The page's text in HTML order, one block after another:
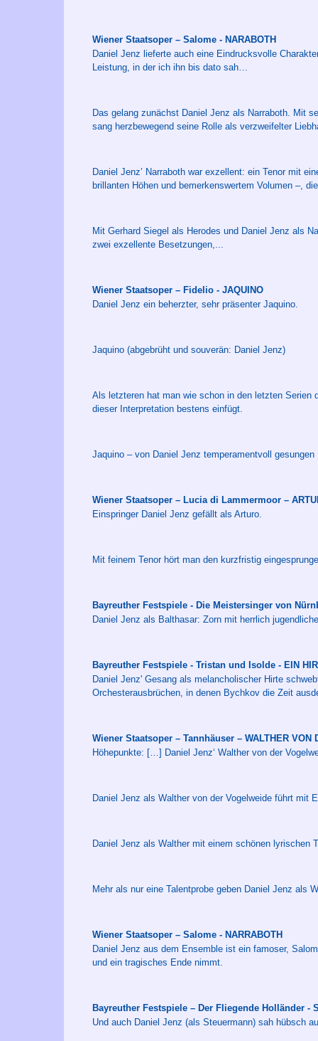
Wiener Staatsoper – Salome - NARABOTH
Daniel Jenz lieferte auch eine Eindrucksvolle
Leistung, in der ich ihn bis dato sah…
Das gelang zunächst Daniel Jenz als Narraboth. Mit
sang herzbewegend seine Rolle als verzweifelter
Daniel Jenz’ Narraboth war exzellent: ein Tenor mit
brillanten Höhen und bemerkenswertem Volumen –,
Mit Gerhard Siegel als Herodes und Daniel Jenz als
zwei exzellente Besetzungen,...
Wiener Staatsoper – Fidelio - JAQUINO
Daniel Jenz ein beherzter, sehr präsenter Jaquino.
Jaquino (abgebrüht und souverän: Daniel Jenz)
Als letzteren hat man wie schon in den letzten Serien
dieser Interpretation bestens einfügt.
Jaquino – von Daniel Jenz temperamentvoll gesungen
Wiener Staatsoper – Lucia di Lammermoor –
Einspringer Daniel Jenz gefällt als Arturo.
Mit feinem Tenor hört man den kurzfristig
Bayreuther Festspiele - Die Meistersinger von
Daniel Jenz als Balthasar: Zorn mit herrlich
Bayreuther Festspiele - Tristan und Isolde - EIN
Daniel Jenz' Gesang als melancholischer Hirte
Orchesterausbrüchen, in denen Bychkov die Zeit
Wiener Staatsoper – Tannhäuser – WALTHER VON
Höhepunkte: […] Daniel Jenz‘ Walther von der
Daniel Jenz als Walther von der Vogelweide führt mit
Daniel Jenz als Walther mit einem schönen lyrischen
Mehr als nur eine Talentprobe geben Daniel Jenz als
Wiener Staatsoper – Salome - NARRABOTH
Daniel Jenz aus dem Ensemble ist ein famoser,
und ein tragisches Ende nimmt.
Bayreuther Festspiele – Der Fliegende Holländer -
Und auch Daniel Jenz (als Steuermann) sah hübsch